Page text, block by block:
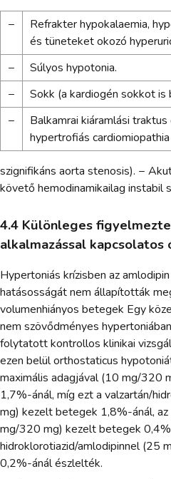
−
Refrakter hypokalaemia,
és tüneteket okozó
−
Súlyos hypotonia.
−
Sokk (a kardiogén sokkot is
−
Balkamrai kiáramlási
hypertrofiás
szignifikáns aorta stenosis). −
követő hemodinamikailag instabil
4.4 Különleges
alkalmazással kapcsolatos
Hypertoniás krízisben az
hatásosságát nem állapították
volumenhiányos betegek Egy
nem szövődményes
folytatott kontrollos klinikai
ezen belül orthostaticus
maximális adagjával (10 mg/320
1,7%-ánál, míg ezt a valzartán/
mg) kezelt betegek 1,8%-ánál,
mg/320 mg) kezelt betegek
hidroklorotiazid/amlodipinnel (25
0,2%-ánál észlelték.